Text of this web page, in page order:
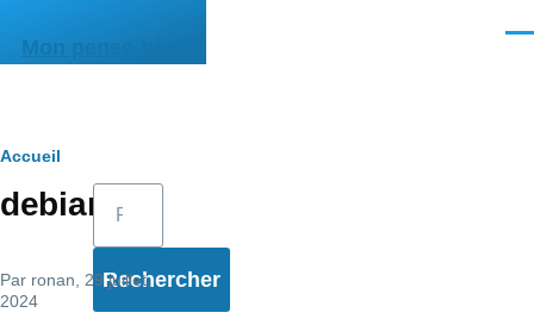
Mon pense-bête
Fil
d'Ariane
Accueil
debian
Par ronan , 29 juillet,
2024
Rechercher